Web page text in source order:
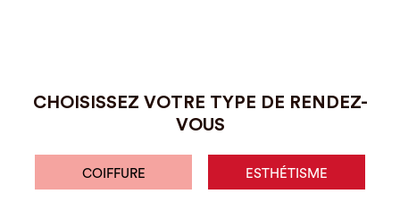
CHOISISSEZ VOTRE TYPE DE RENDEZ-
VOUS
COIFFURE ESTHÉTISME